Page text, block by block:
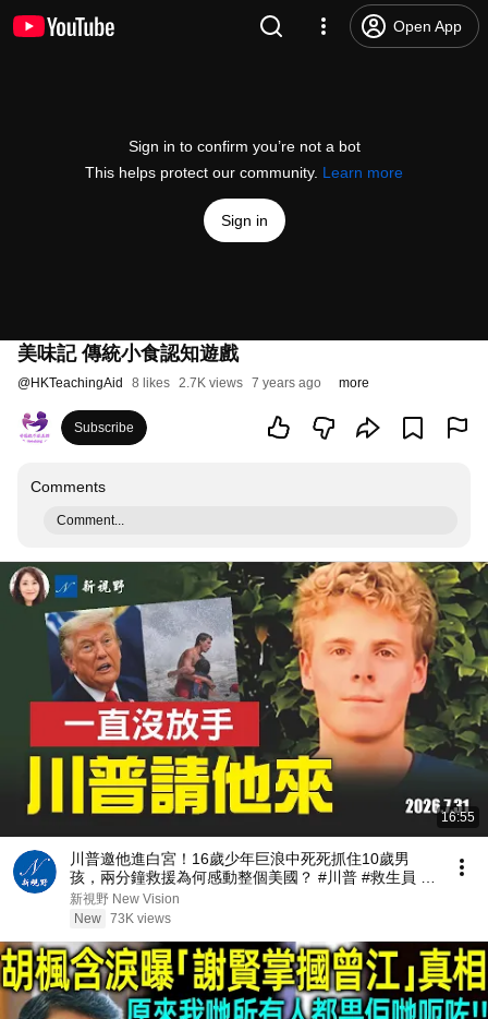
Open App
Sign in to confirm you’re not a bot
This helps protect our community. Learn more
Sign in
美味記 傳統小食認知遊戲
@HKTeachingAid 8 likes 2.7K views 7 years ago more
Subscribe
Comments
Comment...
16:55
川普邀他進白宮！16歲少年巨浪中死死抓住10歲男
孩，兩分鐘救援為何感動整個美國？ #川普 #救生員 #
美國精神 | 新視野 第2467期 20260731
新視野 New Vision
New 73K views